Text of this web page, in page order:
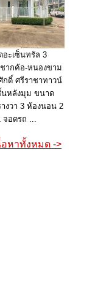
อะเซ็นทรัล 3
ากค้อ-หนองขาม
กดิ์ ศรีราชาทาวน์
นหลังมุม ขนาด
งวา 3 ห้องนอน 2
จอดรถ ...
อหาทั้งหมด ->